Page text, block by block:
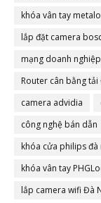
khóa vân tay
lắp đặt camera
mạng doanh nghiệp
Router cân bằng
camera advidia
công nghệ bán dẫn
khóa cửa philips đà
khóa vân tay
lắp camera wifi Đà